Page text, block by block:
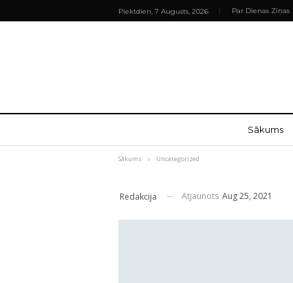
Piektdien, 7 Augusts, 2026 Par Dienas Ziņas
Sākums
Sākums Uncategorized
Redakcija Atjaunots Aug 25, 2021